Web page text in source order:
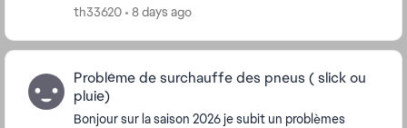
gs et tout est a jour et calibré . J’ai...
th33620 8 days ago
Problème de surchauffe des pneus ( slick ou
pluie)
Bonjour sur la saison 2026 je subit un problèmes